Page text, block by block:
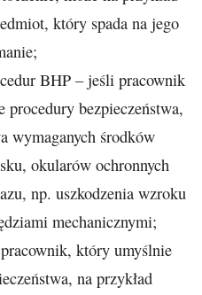
który spada na jego
BHP – jeśli pracownik
procedury bezpieczeństwa,
wymaganych środków
okularów ochronnych
np. uszkodzenia wzroku
mechanicznymi;
który umyślnie
na przykład